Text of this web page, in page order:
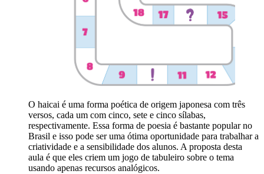
O haicai é uma forma poética de origem japonesa com três
versos, cada um com cinco, sete e cinco sílabas,
respectivamente. Essa forma de poesia é bastante popular no
Brasil e isso pode ser uma ótima oportunidade para trabalhar a
criatividade e a sensibilidade dos alunos. A proposta desta
aula é que eles criem um jogo de tabuleiro sobre o tema
usando apenas recursos analógicos.